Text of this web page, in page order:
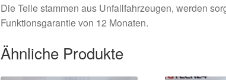
Die Teile stammen aus Unfallfahrzeugen, werden
Funktionsgarantie von 12 Monaten.
Ähnliche Produkte